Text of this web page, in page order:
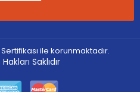
ile korunmaktadır.
Saklıdır